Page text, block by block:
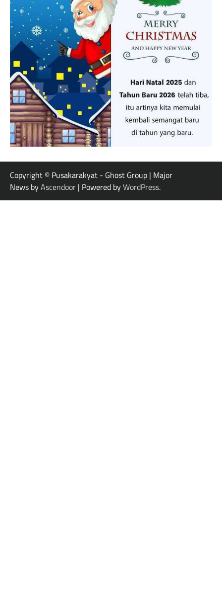
Copyright © Pusakarakyat - Ghost Group | Major
News byAscendoor | Powered byWordPress.